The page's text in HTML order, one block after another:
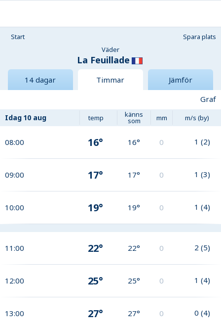
Start
Spara plats
Väder
La Feuillade
14 dagar Timmar
Jämför
Graf
Idag 10 aug temp känns
som mm m/s (by)
08:00 16° 16° 0 1 (2)
09:00 17° 17° 0 1 (3)
10:00 19° 19° 0 1 (4)
11:00 22° 22° 0 2 (5)
12:00 25° 25° 0 1 (4)
13:00 27° 27° 0 0 (4)